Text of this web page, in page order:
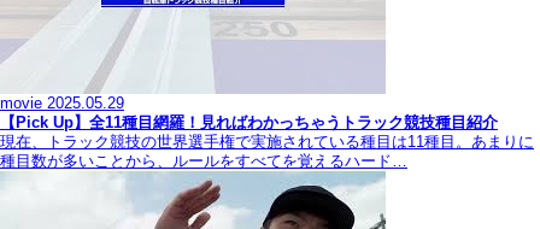
movie 2025.05.29
【Pick Up】全11種目網羅！見ればわかっちゃうトラック競技種目紹介
現在、トラック競技の世界選手権で実施されている種目は11種目。あまりに
種目数が多いことから、ルールをすべてを覚えるハード…